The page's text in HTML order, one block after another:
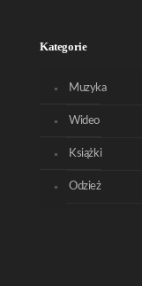
Kategorie
Muzyka
Wideo
Książki
Odzież